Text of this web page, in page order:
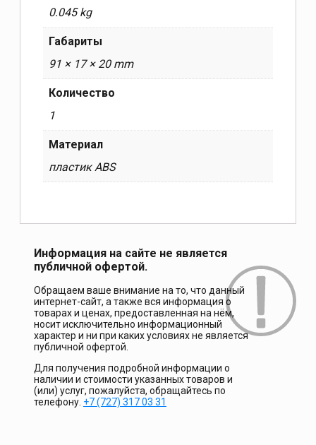
0.045 kg
Габариты
91 × 17 × 20 mm
Количество
1
Материал
пластик ABS
Информация на сайте не является
публичной офертой.
Обращаем ваше внимание на то, что данный
интернет-сайт, а также вся информация о
товарах и ценах, предоставленная на нём,
носит исключительно информационный
характер и ни при каких условиях не является
публичной офертой.
Для получения подробной информации о
наличии и стоимости указанных товаров и
(или) услуг, пожалуйста, обращайтесь по
телефону. +7 (727) 317 03 31